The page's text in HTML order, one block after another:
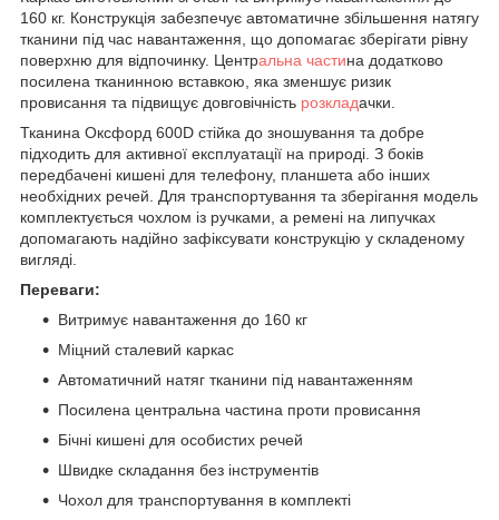
160 кг. Конструкція забезпечує автоматичне збільшення натягу
тканини під час навантаження, що допомагає зберігати рівну
поверхню для відпочинку. Центральна частина додатково
посилена тканинною вставкою, яка зменшує ризик
провисання та підвищує довговічність розкладачки.
Тканина Оксфорд 600D стійка до зношування та добре
підходить для активної експлуатації на природі. З боків
передбачені кишені для телефону, планшета або інших
необхідних речей. Для транспортування та зберігання модель
комплектується чохлом із ручками, а ремені на липучках
допомагають надійно зафіксувати конструкцію у складеному
вигляді.
Переваги:
Витримує навантаження до 160 кг
Міцний сталевий каркас
Автоматичний натяг тканини під навантаженням
Посилена центральна частина проти провисання
Бічні кишені для особистих речей
Швидке складання без інструментів
Чохол для транспортування в комплекті